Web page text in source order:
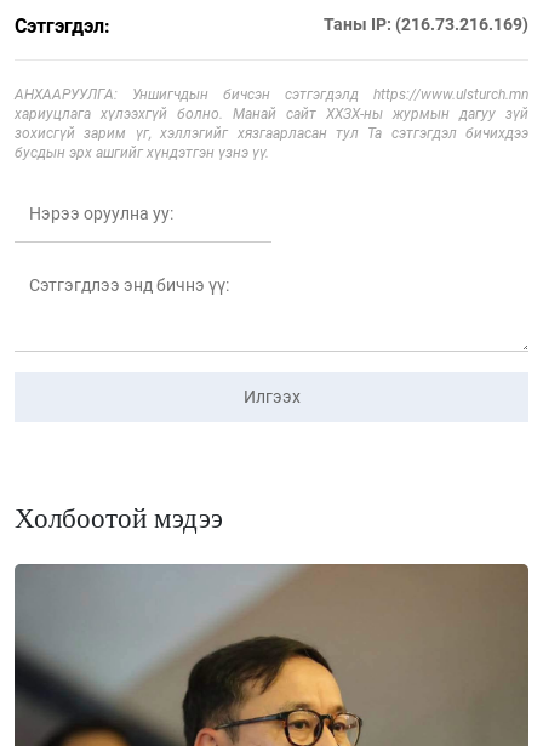
Сэтгэгдэл: Таны IP: (216.73.216.169)
АНХААРУУЛГА: Уншигчдын бичсэн сэтгэгдэлд https://www.ulsturch.mn
хариуцлага хүлээхгүй болно. Манай сайт ХХЗХ-ны журмын дагуу зүй
зохисгүй зарим үг, хэллэгийг хязгаарласан тул Та сэтгэгдэл бичихдээ
бусдын эрх ашгийг хүндэтгэн үзнэ үү.
Илгээх
Холбоотой мэдээ